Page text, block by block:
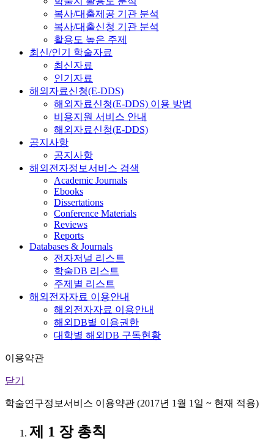
복사/대출제공 기관 분석
복사/대출신청 기관 분석
활용도 높은 주제
최신/인기 학술자료
최신자료
인기자료
해외자료신청(E-DDS)
해외자료신청(E-DDS) 이용 방법
비용지원 서비스 안내
해외자료신청(E-DDS)
공지사항
공지사항
해외전자정보서비스 검색
Academic Journals
Ebooks
Dissertations
Conference Materials
Reviews
Reports
Databases & Journals
전자저널 리스트
학술DB 리스트
주제별 리스트
해외전자자료 이용안내
해외전자자료 이용안내
해외DB별 이용권한
대학별 해외DB 구독현황
이용약관
닫기
학술연구정보서비스 이용약관 (2017년 1월 1일 ~ 현재 적용)
제 1 장 총칙